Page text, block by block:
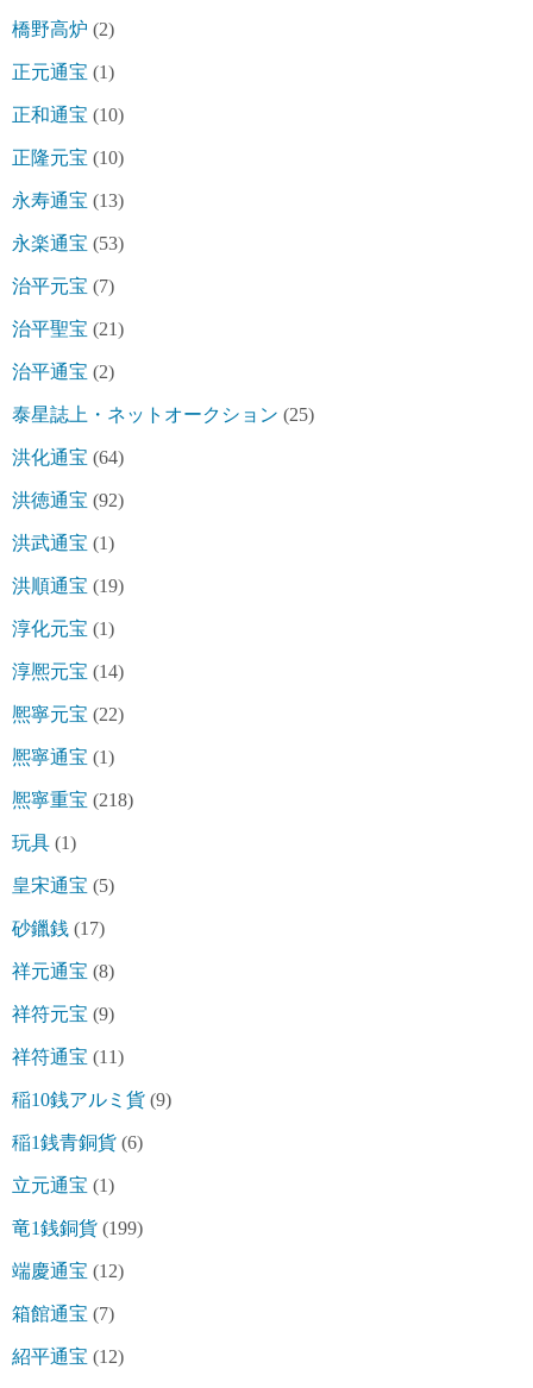
橋野高炉 (2)
正元通宝 (1)
正和通宝 (10)
正隆元宝 (10)
永寿通宝 (13)
永楽通宝 (53)
治平元宝 (7)
治平聖宝 (21)
治平通宝 (2)
泰星誌上・ネットオークション (25)
洪化通宝 (64)
洪徳通宝 (92)
洪武通宝 (1)
洪順通宝 (19)
淳化元宝 (1)
淳熈元宝 (14)
熈寧元宝 (22)
熈寧通宝 (1)
熈寧重宝 (218)
玩具 (1)
皇宋通宝 (5)
砂鑞銭 (17)
祥元通宝 (8)
祥符元宝 (9)
祥符通宝 (11)
稲10銭アルミ貨 (9)
稲1銭青銅貨 (6)
立元通宝 (1)
竜1銭銅貨 (199)
端慶通宝 (12)
箱館通宝 (7)
紹平通宝 (12)